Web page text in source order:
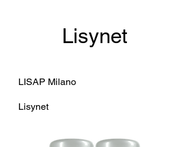
Lisynet
LISAP Milano
Lisynet